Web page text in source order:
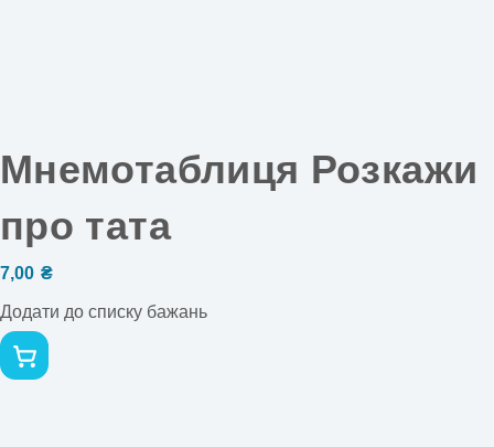
Мнемотаблиця Розкажи
про тата
7,00 ₴
Додати до списку бажань